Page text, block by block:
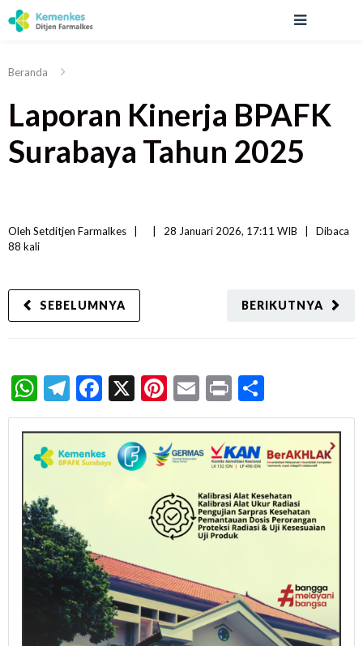
Beranda
Laporan Kinerja BPAFK
Surabaya Tahun 2025
Oleh Setditjen Farmalkes 28 Januari 2026, 17:11 WIB
Dibaca
88 kali
BERIKUTNYA
SEBELUMNYA
WhatsApp
Telegram
Facebook
X Pinterest
Email
Print